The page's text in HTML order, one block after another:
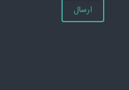
ارسال